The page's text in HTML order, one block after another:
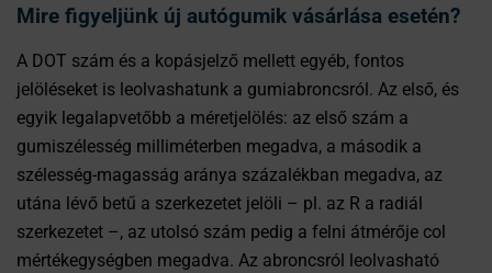
Mire figyeljünk új autógumik vásárlása esetén?
A DOT szám és a kopásjelző mellett egyéb, fontos
jelöléseket is leolvashatunk a gumiabroncsról. Az első, és
egyik legalapvetőbb a méretjelölés: az első szám a
gumiszélesség milliméterben megadva, a második a
szélesség-magasság aránya százalékban megadva, az
utána lévő betű a szerkezetet jelöli – pl. az R a radiál
szerkezetet –, az utolsó szám pedig a felni átmérője col
mértékegységben megadva. Az abroncsról leolvasható